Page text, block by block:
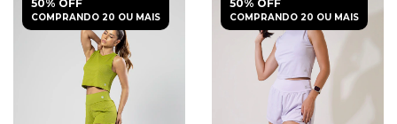
50% OFF
COMPRANDO 20 OU MAIS
50% OFF
COMPRANDO 20 OU MAIS